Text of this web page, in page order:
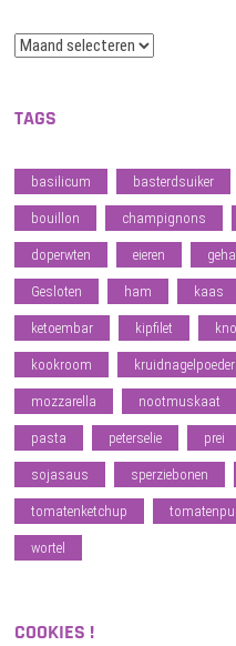
Archief
TAGS
basilicum basterdsuiker
bouillon champignons
doperwten eieren
Gesloten ham kaas
ketoembar kipfilet
kookroom kruidnagelpoeder
mozzarella nootmuskaat
pasta peterselie prei
sojasaus sperziebonen
tomatenketchup
wortel
COOKIES !